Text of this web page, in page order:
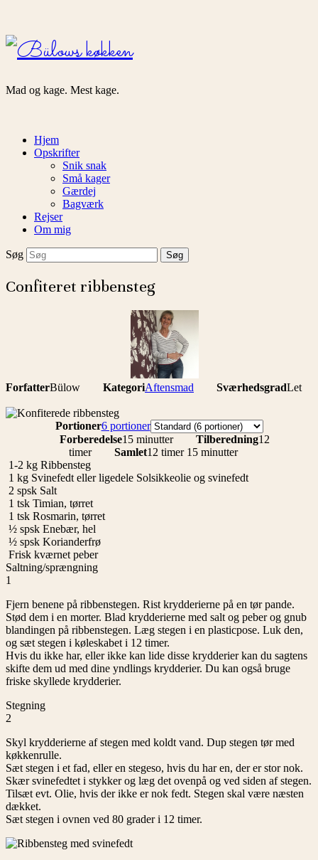
Bülows
køkken
Mad og kage. Mest kage.
Hjem
Opskrifter
Snik snak
Små kager
Gærdej
Bagværk
Rejser
Om mig
Søg
Confiteret ribbensteg
ForfatterBülow KategoriAftensmad SværhedsgradLet
Portioner6 portionerPortioner
Forberedelse15 minutter Tilberedning12
timer
Samlet12 timer 15 minutter
1-2 kg Ribbensteg
1 kg Svinefedt eller ligedele Solsikkeolie og svinefedt
2 spsk Salt
1 tsk Timian, tørret
1 tsk Rosmarin, tørret
½ spsk Enebær, hel
½ spsk Korianderfrø
Frisk kværnet peber
Saltning/sprængning
1
Fjern benene på ribbenstegen. Rist krydderierne på en tør pande.
Stød dem i en morter. Blad krydderierne med salt og peber og gnub
blandingen på ribbenstegen. Læg stegen i en plasticpose. Luk den,
og sæt stegen i køleskabet i 12 timer.
Hvis du ikke har, eller ikke kan lide disse krydderier kan du sagtens
skifte dem ud med dine yndlings krydderier. Du kan også bruge
friske skyllede krydderier.
Stegning
2
Skyl krydderierne af stegen med koldt vand. Dup stegen tør med
køkkenrulle.
Sæt stegen i et fad, eller en stegeso, hvis du har en, der er stor nok.
Skær svinefedtet i stykker og læg det ovenpå og ved siden af stegen.
Tilsæt evt. Olie, hvis der ikke er nok fedt. Stegen skal være næsten
dækket.
Sæt stegen i ovnen ved 80 grader i 12 timer.